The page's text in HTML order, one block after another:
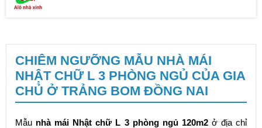
CHIÊM NGƯỠNG MẪU NHÀ MÁI
NHẬT CHỮ L 3 PHÒNG NGỦ CỦA GIA
CHỦ Ở TRẢNG BOM ĐỒNG NAI
Mẫu nhà mái Nhật chữ L 3 phòng ngủ 120m2ở địa chỉ